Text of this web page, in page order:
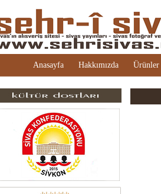
Anasayfa Hakkımızda Ürünler